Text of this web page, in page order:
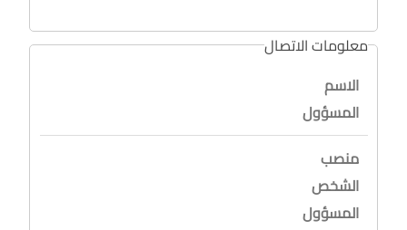
معلومات الاتصال
الاسم
المسؤول
منصب
الشخص
المسؤول